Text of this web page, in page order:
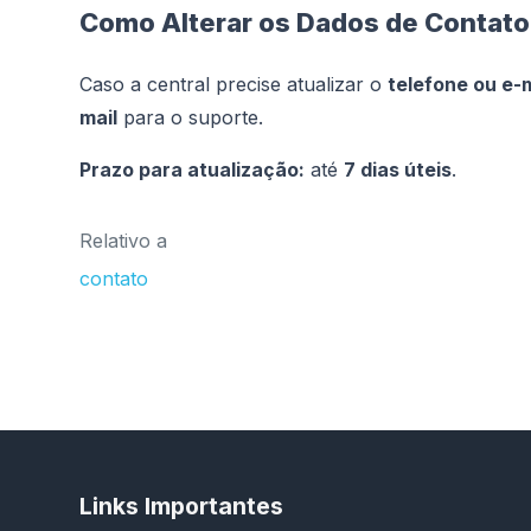
Como Alterar os Dados de
Caso a central precise atualizar otelefone ou e-
mail para o suporte.
Prazo para atualização: até 7 dias úteis.
Relativo a
contato
Links Importantes